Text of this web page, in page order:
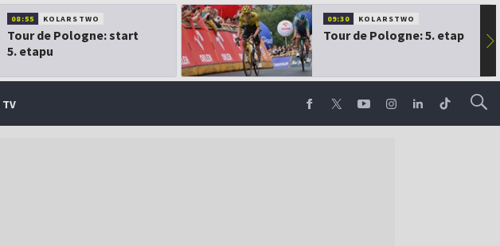
08:55 KOLARSTWO
Tour de Pologne: start
5. etapu
09:30 KOLARSTWO
Tour de Pologne: 5. etap ▶
TV